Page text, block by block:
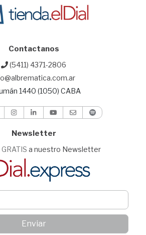
Contactanos
(5411) 4371-2806
1440 (1050) CABA
Newsletter
GRATIS a nuestro Newsletter